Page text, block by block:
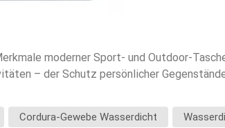
moderner Sport- und Outdoor-
– der Schutz persönlicher
bei, dass der Inhalt in verschiedenen
bei Aktivitäten im FreienVersehentliches
Cordura-Gewebe Wasserdicht